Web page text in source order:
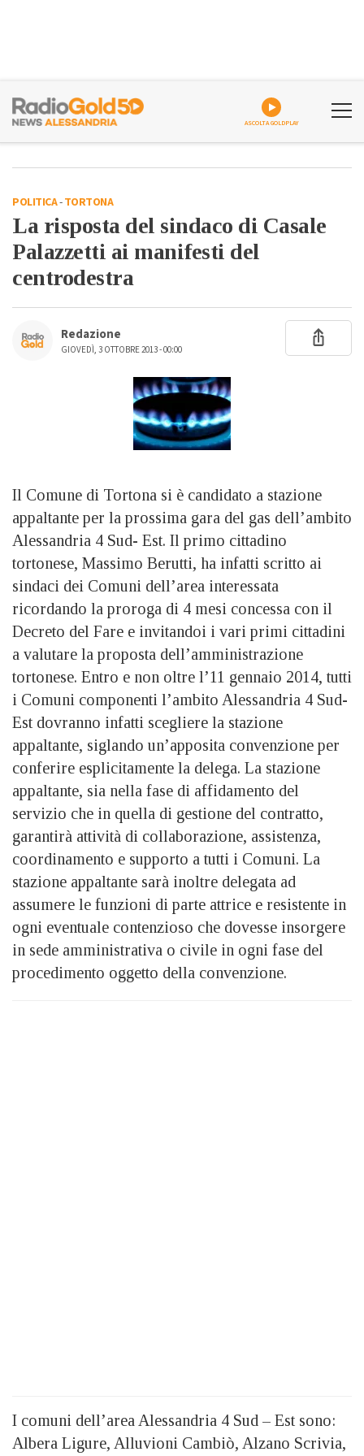
ASCOLTA GOLDPLAY
POLITICA-TORTONA
La risposta del sindaco di Casale
Palazzetti ai manifesti del
centrodestra
Redazione
GIOVEDÌ, 3 OTTOBRE 2013 - 00:00
Il Comune di Tortona si è candidato a stazione
appaltante per la prossima gara del gas dell’ambito
Alessandria 4 Sud- Est. Il primo cittadino
tortonese, Massimo Berutti, ha infatti scritto ai
sindaci dei Comuni dell’area interessata
ricordando la proroga di 4 mesi concessa con il
Decreto del Fare e invitandoi i vari primi cittadini
a valutare la proposta dell’amministrazione
tortonese. Entro e non oltre l’11 gennaio 2014, tutti
i Comuni componenti l’ambito Alessandria 4 Sud-
Est dovranno infatti scegliere la stazione
appaltante, siglando un’apposita convenzione per
conferire esplicitamente la delega. La stazione
appaltante, sia nella fase di affidamento del
servizio che in quella di gestione del contratto,
garantirà attività di collaborazione, assistenza,
coordinamento e supporto a tutti i Comuni. La
stazione appaltante sarà inoltre delegata ad
assumere le funzioni di parte attrice e resistente in
ogni eventuale contenzioso che dovesse insorgere
in sede amministrativa o civile in ogni fase del
procedimento oggetto della convenzione.
I comuni dell’area Alessandria 4 Sud – Est sono:
Albera Ligure, Alluvioni Cambiò, Alzano Scrivia,